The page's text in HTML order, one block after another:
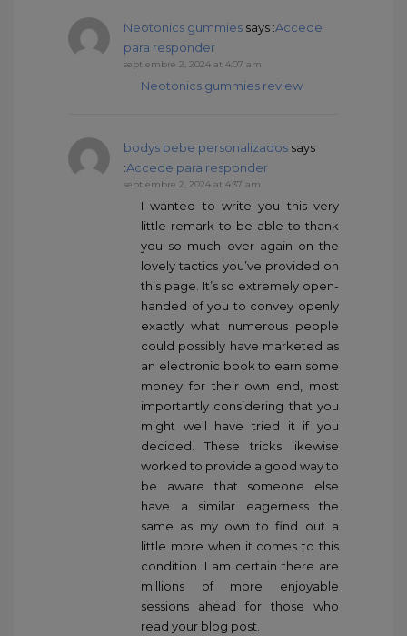
Neotonics gummies says :Accede
para responder
septiembre 2, 2024 at 4:07 am
Neotonics gummies review
bodys bebe personalizados says
:Accede para responder
septiembre 2, 2024 at 4:37 am
I wanted to write you this very
little remark to be able to thank
you so much over again on the
lovely tactics you’ve provided on
this page. It’s so extremely open-
handed of you to convey openly
exactly what numerous people
could possibly have marketed as
an electronic book to earn some
money for their own end, most
importantly considering that you
might well have tried it if you
decided. These tricks likewise
worked to provide a good way to
be aware that someone else
have a similar eagerness the
same as my own to find out a
little more when it comes to this
condition. I am certain there are
millions of more enjoyable
sessions ahead for those who
read your blog post.